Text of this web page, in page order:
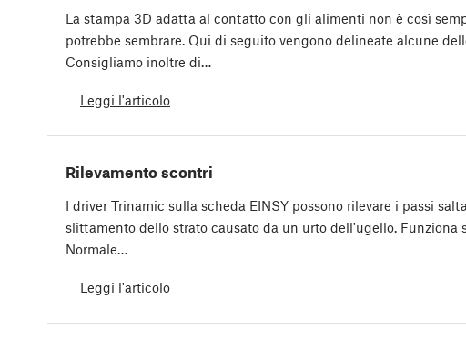
La stampa 3D adatta al contatto con gli alimenti non è così
potrebbe sembrare. Qui di seguito vengono delineate alcune
Consigliamo inoltre di…
Leggi l'articolo
Rilevamento scontri
I driver Trinamic sulla scheda EINSY possono rilevare i passi
slittamento dello strato causato da un urto dell'ugello. Funziona
Normale…
Leggi l'articolo